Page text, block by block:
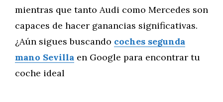
mientras que tanto Audi como Mercedes son
capaces de hacer ganancias significativas.
¿Aún sigues buscando coches segunda
mano Sevilla en Google para encontrar tu
coche ideal